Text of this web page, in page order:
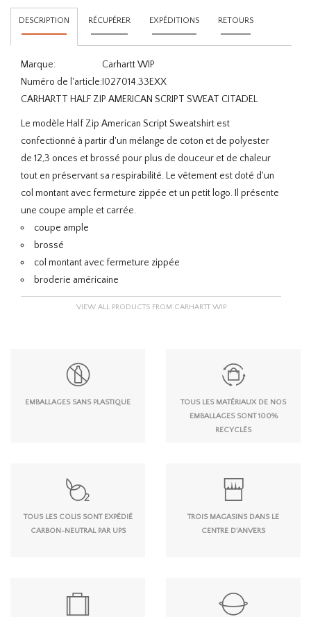
DESCRIPTION RÉCUPÉRER EXPÉDITIONS RETOURS
Marque:
Carhartt WIP
Numéro de l'article:I027014.33EXX
CARHARTT HALF ZIP AMERICAN SCRIPT SWEAT CITADEL
Le modèle Half Zip American Script Sweatshirt est
confectionné à partir d'un mélange de coton et de polyester
de 12,3 onces et brossé pour plus de douceur et de chaleur
tout en préservant sa respirabilité. Le vêtement est doté d'un
col montant avec fermeture zippée et un petit logo. Il présente
une coupe ample et carrée.
coupe ample
brossé
col montant avec fermeture zippée
broderie américaine
VIEW ALL PRODUCTS FROM CARHARTT WIP
EMBALLAGES SANS PLASTIQUE
TOUS LES MATÉRIAUX DE NOS
EMBALLAGES SONT 100%
RECYCLÉS
TOUS LES COLIS SONT EXPÉDIÉ
CARBON-NEUTRAL PAR UPS
TROIS MAGASINS DANS LE
CENTRE D'ANVERS